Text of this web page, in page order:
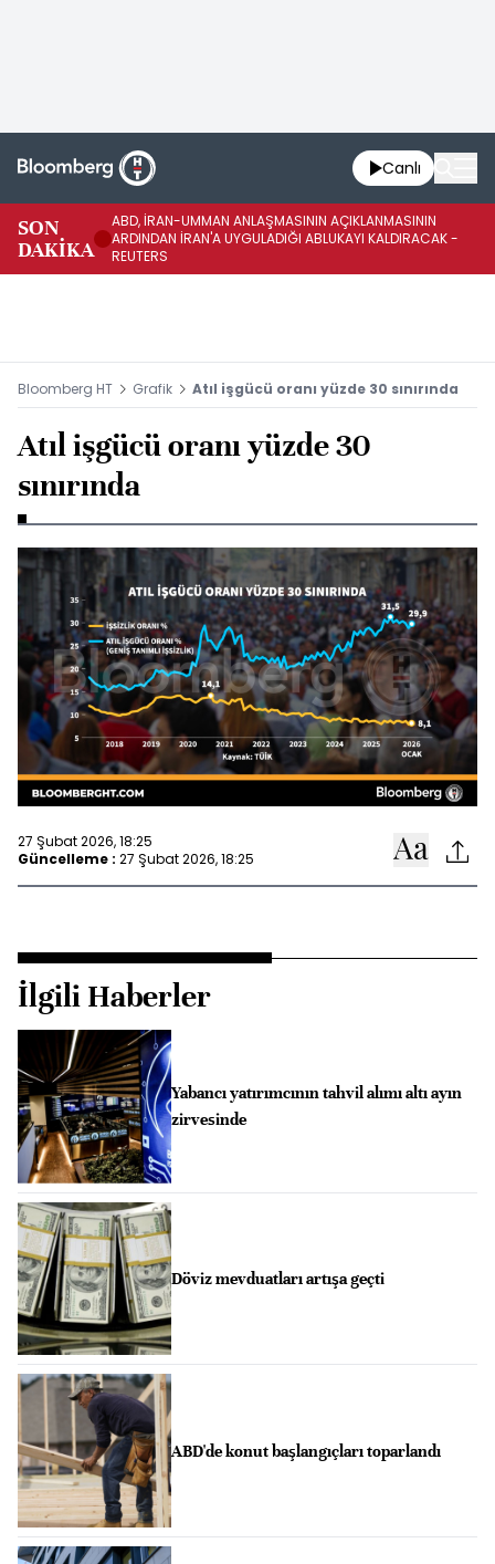
Canlı
SON
DAKİKA
ABD, İRAN-UMMAN ANLAŞMASININ AÇIKLANMASININ
ARDINDAN İRAN'A UYGULADIĞI ABLUKAYI KALDIRACAK -
REUTERS
Bloomberg HT Grafik Atıl işgücü oranı yüzde 30 sınırında
Atıl işgücü oranı yüzde 30
sınırında
27 Şubat 2026, 18:25
Güncelleme : 27 Şubat 2026, 18:25
İlgili Haberler
Yabancı yatırımcının tahvil alımı altı ayın
zirvesinde
Döviz mevduatları artışa geçti
ABD'de konut başlangıçları toparlandı